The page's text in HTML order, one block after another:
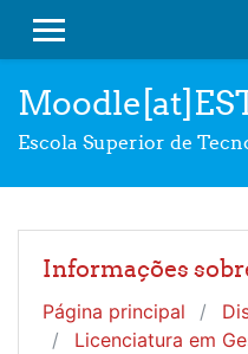
PAINEL LATERAL
Escola Superior de
Informações
Página principal
Licenciatura em